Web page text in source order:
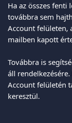
Ha az összes fenti
továbbra sem
Account felületen,
mailben kapott
Továbbra is
áll
Account felületén
keresztül.